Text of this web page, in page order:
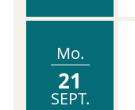
Mo.
21
SEPT.